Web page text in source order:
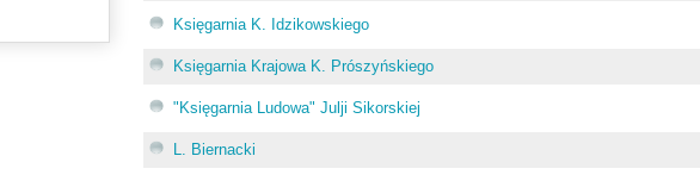
Księgarnia K. Idzikowskiego
Księgarnia Krajowa K. Prószyńskiego
"Księgarnia Ludowa" Julji Sikorskiej
L. Biernacki